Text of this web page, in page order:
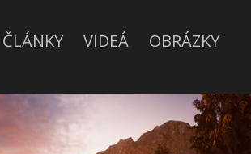
ČLÁNKY VIDEÁ OBRÁZKY